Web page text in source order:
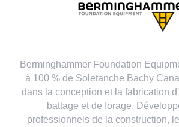
Berminghammer Foundation
à 100 % de Soletanche Bachy
dans la conception et la fabrication
battage et de forage.
professionnels de la construction,